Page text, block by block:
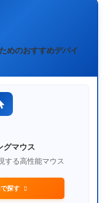
めのおすすめデバイ
グマウス
する高性能マウス
探す